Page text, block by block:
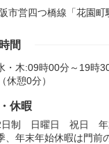
市営四つ橋線「花園町
間
・木:09時00分～19時
休憩0分）
休暇
日制 日曜日 祝日 年
、年末年始休暇は門前